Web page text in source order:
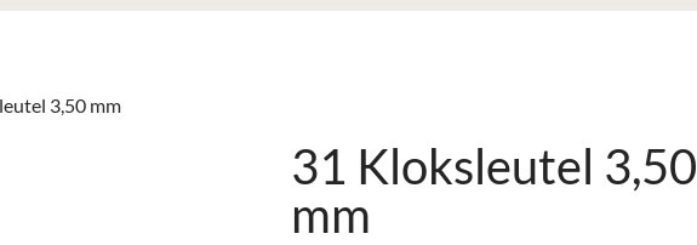
3,50 mm
31 Kloksleutel 3,50
mm